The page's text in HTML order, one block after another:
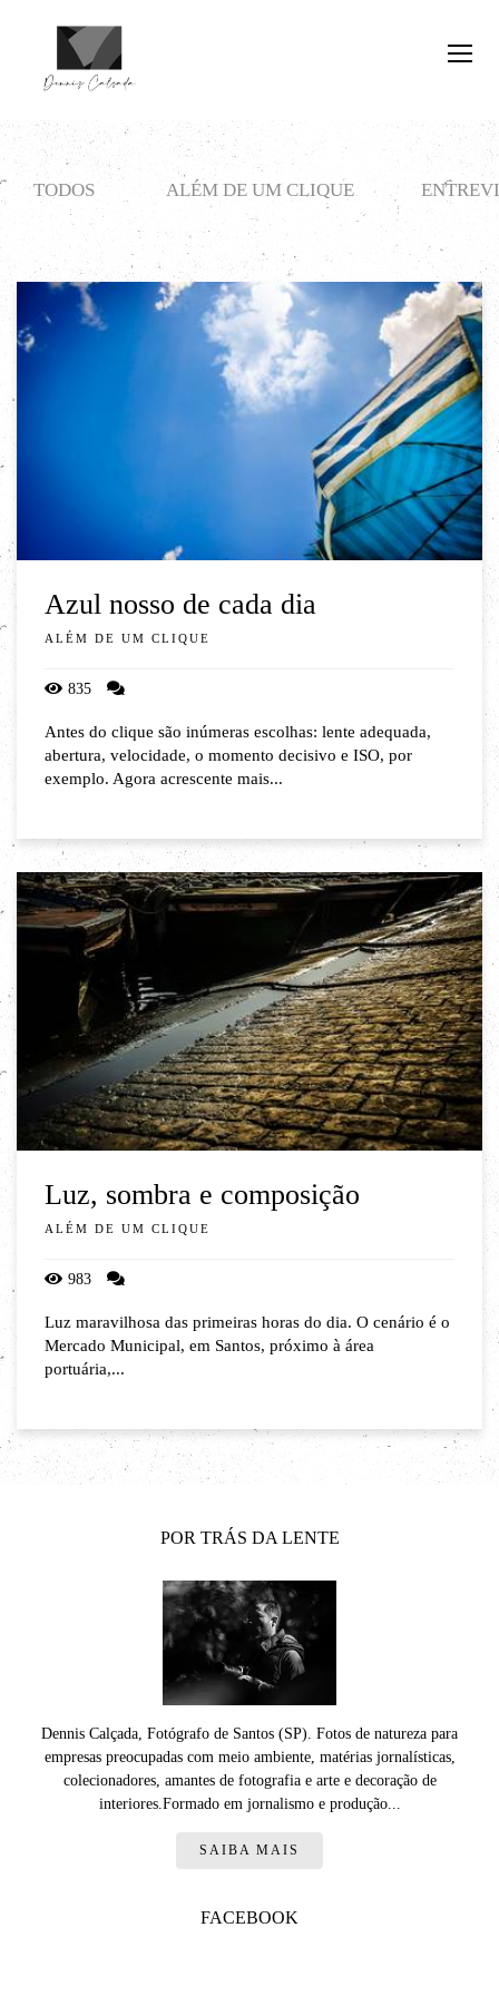
TODOS ALÉM DE UM CLIQUE
Azul nosso de cada dia
ALÉM DE UM CLIQUE
835
Antes do clique são inúmeras escolhas: lente adequada,
abertura, velocidade, o momento decisivo e ISO, por
exemplo. Agora acrescente mais...
Luz, sombra e composição
ALÉM DE UM CLIQUE
983
Luz maravilhosa das primeiras horas do dia. O cenário é o
Mercado Municipal, em Santos, próximo à área
portuária,...
POR TRÁS DA LENTE
Dennis Calçada, Fotógrafo de Santos (SP). Fotos de natureza para
empresas preocupadas com meio ambiente, matérias jornalísticas,
colecionadores, amantes de fotografia e arte e decoração de
interiores.Formado em jornalismo e produção...
SAIBA MAIS
FACEBOOK